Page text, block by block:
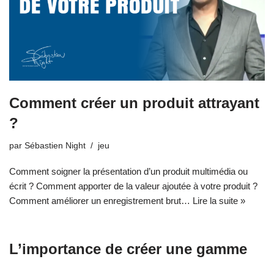
Comment créer un produit attrayant
?
par Sébastien Night jeu
Comment soigner la présentation d’un produit multimédia ou
écrit ? Comment apporter de la valeur ajoutée à votre produit ?
Comment améliorer un enregistrement brut… Lire la suite »
L’importance de créer une gamme